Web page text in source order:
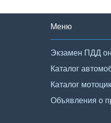
Меню
Экзамен ПДД
Каталог
Каталог
Объявления о